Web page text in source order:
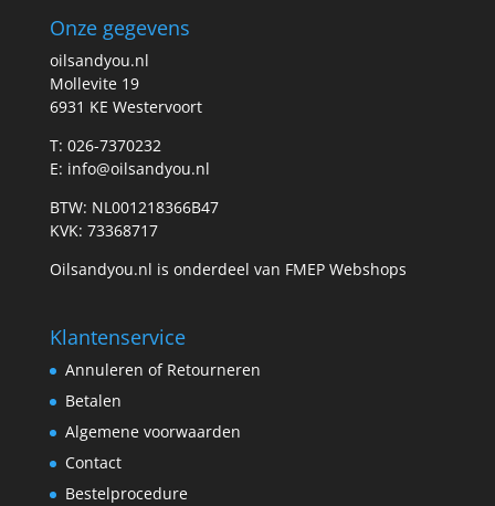
Onze gegevens
oilsandyou.nl
Mollevite 19
6931 KE Westervoort
T: 026-7370232
E: info@oilsandyou.nl
BTW: NL001218366B47
KVK: 73368717
Oilsandyou.nl is onderdeel van FMEP Webshops
Klantenservice
Annuleren of Retourneren
Betalen
Algemene voorwaarden
Contact
Bestelprocedure